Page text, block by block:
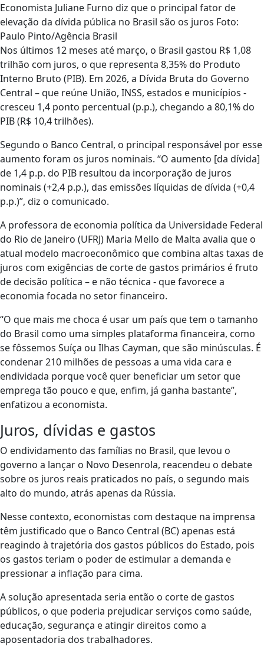
Economista Juliane Furno diz que o principal fator de
elevação da dívida pública no Brasil são os juros Foto:
Paulo Pinto/Agência Brasil
Nos últimos 12 meses até março, o Brasil gastou R$ 1,08
trilhão com juros, o que representa 8,35% do Produto
Interno Bruto (PIB). Em 2026, a Dívida Bruta do Governo
Central – que reúne União, INSS, estados e municípios -
cresceu 1,4 ponto percentual (p.p.), chegando a 80,1% do
PIB (R$ 10,4 trilhões).
Segundo o Banco Central, o principal responsável por esse
aumento foram os juros nominais. “O aumento [da dívida]
de 1,4 p.p. do PIB resultou da incorporação de juros
nominais (+2,4 p.p.), das emissões líquidas de dívida (+0,4
p.p.)”, diz o comunicado.
A professora de economia política da Universidade Federal
do Rio de Janeiro (UFRJ) Maria Mello de Malta avalia que o
atual modelo macroeconômico que combina altas taxas de
juros com exigências de corte de gastos primários é fruto
de decisão política – e não técnica - que favorece a
economia focada no setor financeiro.
“O que mais me choca é usar um país que tem o tamanho
do Brasil como uma simples plataforma financeira, como
se fôssemos Suíça ou Ilhas Cayman, que são minúsculas. É
condenar 210 milhões de pessoas a uma vida cara e
endividada porque você quer beneficiar um setor que
emprega tão pouco e que, enfim, já ganha bastante”,
enfatizou a economista.
Juros, dívidas e gastos
O endividamento das famílias no Brasil, que levou o
governo a lançar o Novo Desenrola, reacendeu o debate
sobre os juros reais praticados no país, o segundo mais
alto do mundo, atrás apenas da Rússia.
Nesse contexto, economistas com destaque na imprensa
têm justificado que o Banco Central (BC) apenas está
reagindo à trajetória dos gastos públicos do Estado, pois
os gastos teriam o poder de estimular a demanda e
pressionar a inflação para cima.
A solução apresentada seria então o corte de gastos
públicos, o que poderia prejudicar serviços como saúde,
educação, segurança e atingir direitos como a
aposentadoria dos trabalhadores.